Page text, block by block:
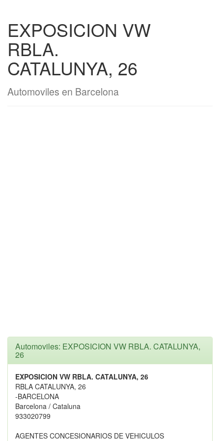
EXPOSICION VW
RBLA.
CATALUNYA, 26
Automoviles en Barcelona
Automoviles: EXPOSICION VW RBLA. CATALUNYA,
26
EXPOSICION VW RBLA. CATALUNYA, 26
RBLA CATALUNYA, 26
-BARCELONA
Barcelona / Cataluna
933020799
AGENTES CONCESIONARIOS DE VEHICULOS